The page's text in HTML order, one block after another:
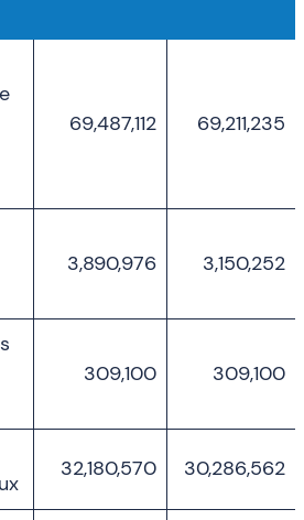
69,487,112 69,211,235
3,890,976 3,150,252
309,100 309,100
32,180,570 30,286,562